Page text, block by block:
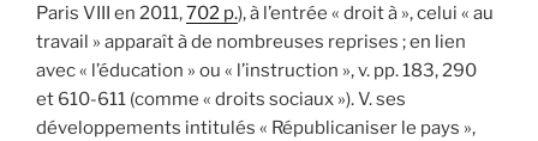
Paris VIII en 2011,702 p.), à l’entrée « droit à », celui « au
travail » apparaît à de nombreuses reprises ; en lien
avec « l’éducation » ou « l’instruction », v. pp. 183, 290
et 610-611 (comme « droits sociaux »). V. ses
développements intitulés « Républicaniser le pays »,